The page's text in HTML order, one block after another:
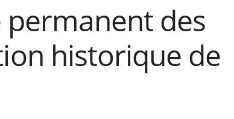
permanent des
historique de